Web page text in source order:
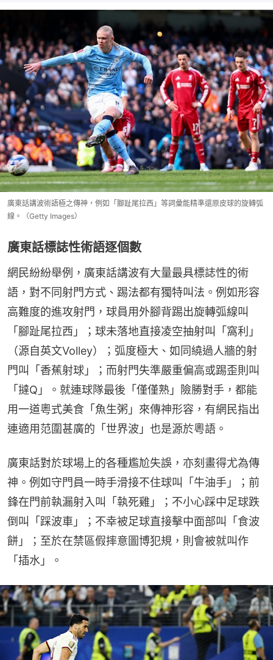
廣東話講波術語極之傳神，例如「腳趾尾拉西」等詞彙能精準還原皮球的旋轉弧
線。（Getty Images）
廣東話標誌性術語逐個數
網民紛紛舉例，廣東話講波有大量最具標誌性的術
語，對不同射門方式、踢法都有獨特叫法。例如形容
高難度的進攻射門，球員用外腳背踢出旋轉弧線叫
「腳趾尾拉西」；球未落地直接凌空抽射叫「窩利」
（源自英文Volley）；弧度極大、如同繞過人牆的射
門叫「香蕉射球」；而射門失準嚴重偏高或踢歪則叫
「撻Q」。就連球隊最後「僅僅熟」險勝對手，都能
用一道粵式美食「魚生粥」來傳神形容，有網民指出
連適用范圍甚廣的「世界波」也是源於粵語。
廣東話對於球場上的各種尷尬失誤，亦刻畫得尤為傳
神。例如守門員一時手滑接不住球叫「牛油手」；前
鋒在門前執漏射入叫「執死雞」；不小心踩中足球跌
倒叫「踩波車」；不幸被足球直接擊中面部叫「食波
餅」；至於在禁區假摔意圖博犯規，則會被就叫作
「插水」。